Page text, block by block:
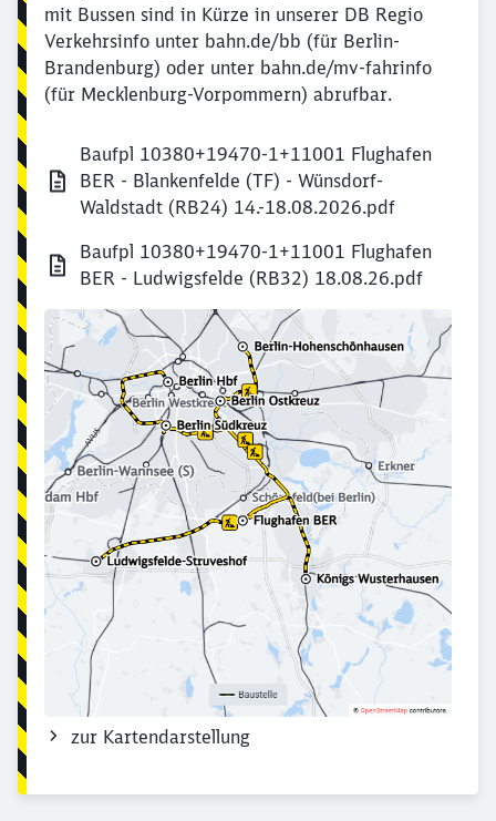
mit Bussen sind in Kürze in unserer DB Regio
Verkehrsinfo unter bahn.de/bb (für Berlin-
Brandenburg) oder unter bahn.de/mv-fahrinfo
(für Mecklenburg-Vorpommern) abrufbar.
Baufpl 10380+19470-1+11001 Flughafen
BER - Blankenfelde (TF) - Wünsdorf-
Waldstadt (RB24) 14.-18.08.2026.pdf
Baufpl 10380+19470-1+11001 Flughafen
BER - Ludwigsfelde (RB32) 18.08.26.pdf
zur Kartendarstellung
Schließen
werden?
Abbrechen Weiter